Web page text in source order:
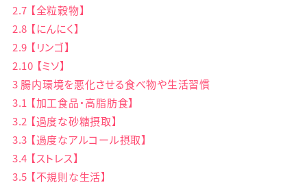
2.7 【全粒穀物】
2.8 【にんにく】
2.9 【リンゴ】
2.10 【ミソ】
3 腸内環境を悪化させる食べ物や生活習慣
3.1 【加工食品・高脂肪食】
3.2 【過度な砂糖摂取】
3.3 【過度なアルコール摂取】
3.4 【ストレス】
3.5 【不規則な生活】